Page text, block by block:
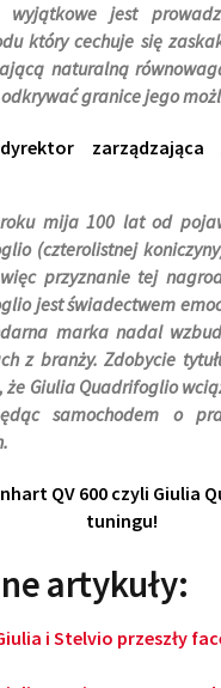
wyjątkowe jest
który cechuje się
naturalną
granice jego
zarządzająca
mija 100 lat od
(czterolistnej
przyznanie tej
jest świadectwem
marka nadal
z branży. Zdobycie
że Giulia Quadrifoglio
samochodem o
QV 600 czyli Giulia
tuningu!
artykuły:
i Stelvio przeszły